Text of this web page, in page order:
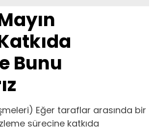
Bunu
Eğer taraflar arasında bir
sürecine katkıda